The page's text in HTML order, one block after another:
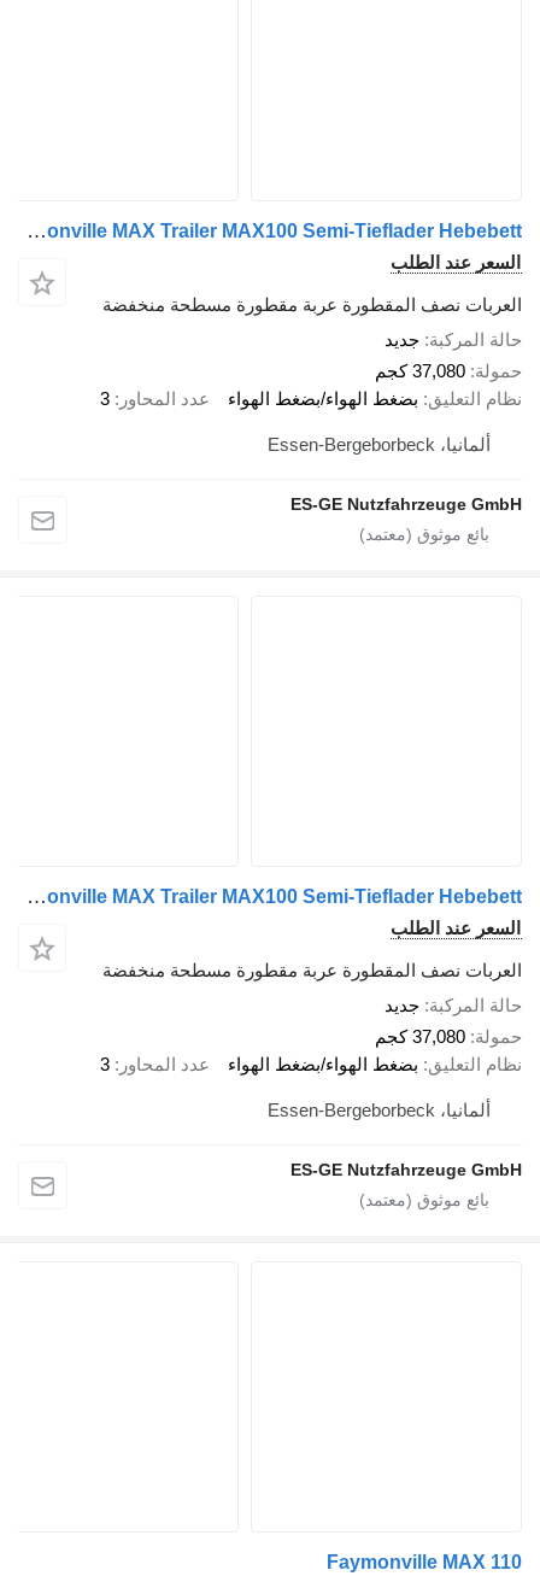
Faymonville MAX Trailer MAX100 Semi-Tieflader Hebebett
السعر عند الطلب
العربات نصف المقطورة عربة مقطورة مسطحة منخفضة
حالة المركبة جديد
حمولة 37,080 كجم
نظام التعليق بضغط الهواء/بضغط الهواء عدد المحاور 3
ألمانيا، Essen-Bergeborbeck
ES-GE Nutzfahrzeuge GmbH
Faymonville MAX Trailer MAX100 Semi-Tieflader Hebebett
السعر عند الطلب
العربات نصف المقطورة عربة مقطورة مسطحة منخفضة
حالة المركبة جديد
حمولة 37,080 كجم
نظام التعليق بضغط الهواء/بضغط الهواء عدد المحاور 3
ألمانيا، Essen-Bergeborbeck
ES-GE Nutzfahrzeuge GmbH
Faymonville MAX 110